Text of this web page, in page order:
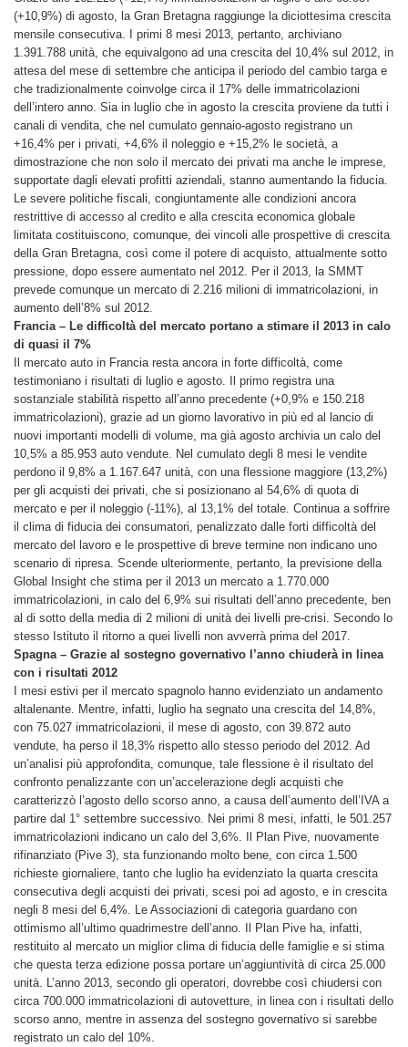
(+10,9%) di agosto, la Gran Bretagna raggiunge la diciottesima crescita
mensile consecutiva. I primi 8 mesi 2013, pertanto, archiviano
1.391.788 unità, che equivalgono ad una crescita del 10,4% sul 2012, in
attesa del mese di settembre che anticipa il periodo del cambio targa e
che tradizionalmente coinvolge circa il 17% delle immatricolazioni
dell’intero anno. Sia in luglio che in agosto la crescita proviene da tutti i
canali di vendita, che nel cumulato gennaio-agosto registrano un
+16,4% per i privati, +4,6% il noleggio e +15,2% le società, a
dimostrazione che non solo il mercato dei privati ma anche le imprese,
supportate dagli elevati profitti aziendali, stanno aumentando la fiducia.
Le severe politiche fiscali, congiuntamente alle condizioni ancora
restrittive di accesso al credito e alla crescita economica globale
limitata costituiscono, comunque, dei vincoli alle prospettive di crescita
della Gran Bretagna, così come il potere di acquisto, attualmente sotto
pressione, dopo essere aumentato nel 2012. Per il 2013, la SMMT
prevede comunque un mercato di 2.216 milioni di immatricolazioni, in
aumento dell’8% sul 2012.
Francia – Le difficoltà del mercato portano a stimare il 2013 in calo
di quasi il 7%
Il mercato auto in Francia resta ancora in forte difficoltà, come
testimoniano i risultati di luglio e agosto. Il primo registra una
sostanziale stabilità rispetto all’anno precedente (+0,9% e 150.218
immatricolazioni), grazie ad un giorno lavorativo in più ed al lancio di
nuovi importanti modelli di volume, ma già agosto archivia un calo del
10,5% a 85.953 auto vendute. Nel cumulato degli 8 mesi le vendite
perdono il 9,8% a 1.167.647 unità, con una flessione maggiore (13,2%)
per gli acquisti dei privati, che si posizionano al 54,6% di quota di
mercato e per il noleggio (-11%), al 13,1% del totale. Continua a soffrire
il clima di fiducia dei consumatori, penalizzato dalle forti difficoltà del
mercato del lavoro e le prospettive di breve termine non indicano uno
scenario di ripresa. Scende ulteriormente, pertanto, la previsione della
Global Insight che stima per il 2013 un mercato a 1.770.000
immatricolazioni, in calo del 6,9% sui risultati dell’anno precedente, ben
al di sotto della media di 2 milioni di unità dei livelli pre-crisi. Secondo lo
stesso Istituto il ritorno a quei livelli non avverrà prima del 2017.
Spagna – Grazie al sostegno governativo l’anno chiuderà in linea
con i risultati 2012
I mesi estivi per il mercato spagnolo hanno evidenziato un andamento
altalenante. Mentre, infatti, luglio ha segnato una crescita del 14,8%,
con 75.027 immatricolazioni, il mese di agosto, con 39.872 auto
vendute, ha perso il 18,3% rispetto allo stesso periodo del 2012. Ad
un’analisi più approfondita, comunque, tale flessione è il risultato del
confronto penalizzante con un’accelerazione degli acquisti che
caratterizzò l’agosto dello scorso anno, a causa dell’aumento dell’IVA a
partire dal 1° settembre successivo. Nei primi 8 mesi, infatti, le 501.257
immatricolazioni indicano un calo del 3,6%. Il Plan Pive, nuovamente
rifinanziato (Pive 3), sta funzionando molto bene, con circa 1.500
richieste giornaliere, tanto che luglio ha evidenziato la quarta crescita
consecutiva degli acquisti dei privati, scesi poi ad agosto, e in crescita
negli 8 mesi del 6,4%. Le Associazioni di categoria guardano con
ottimismo all’ultimo quadrimestre dell’anno. Il Plan Pive ha, infatti,
restituito al mercato un miglior clima di fiducia delle famiglie e si stima
che questa terza edizione possa portare un’aggiuntività di circa 25.000
unità. L’anno 2013, secondo gli operatori, dovrebbe così chiudersi con
circa 700.000 immatricolazioni di autovetture, in linea con i risultati dello
scorso anno, mentre in assenza del sostegno governativo si sarebbe
registrato un calo del 10%.